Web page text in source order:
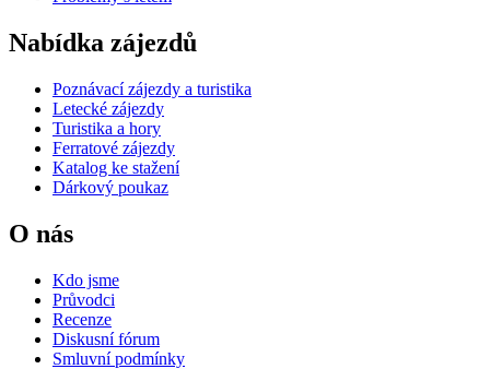
Nabídka zájezdů
Poznávací zájezdy a turistika
Letecké zájezdy
Turistika a hory
Ferratové zájezdy
Katalog ke stažení
Dárkový poukaz
O nás
Kdo jsme
Průvodci
Recenze
Diskusní fórum
Smluvní podmínky